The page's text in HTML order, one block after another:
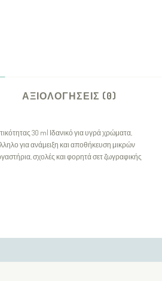
ΑΞΙΟΛΟΓΉΣΕΙΣ (0)
30 ml Ιδανικό για υγρά χρώματα,
για ανάμειξη και αποθήκευση μικρών
σχολές και φορητά σετ ζωγραφικής